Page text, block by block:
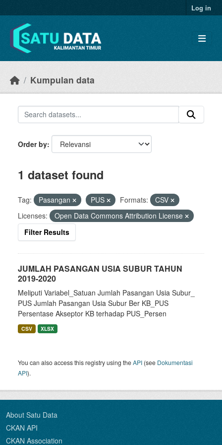
Log in
Kumpulan data
Order by
1 dataset found
Tag: Pasangan PUS Formats:
CSV
Licenses:
Open Data Commons Attribution License
Filter Results
JUMLAH PASANGAN USIA SUBUR TAHUN
2019-2020
Meliputi Variabel_Satuan Jumlah Pasangan Usia Subur_
PUS Jumlah Pasangan Usia Subur Ber KB_PUS
Persentase Akseptor KB terhadap PUS_Persen
CSV XLSX
You can also access this registry using theAPI (see Dokumentasi
API).
About Satu Data
CKAN API
CKAN Association